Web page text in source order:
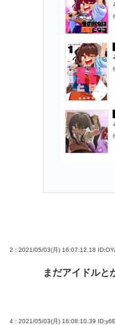
2 : 2021/05/03(月) 16:07:12.18
まだアイドルと
4 : 2021/05/03(月) 16:08:10.39